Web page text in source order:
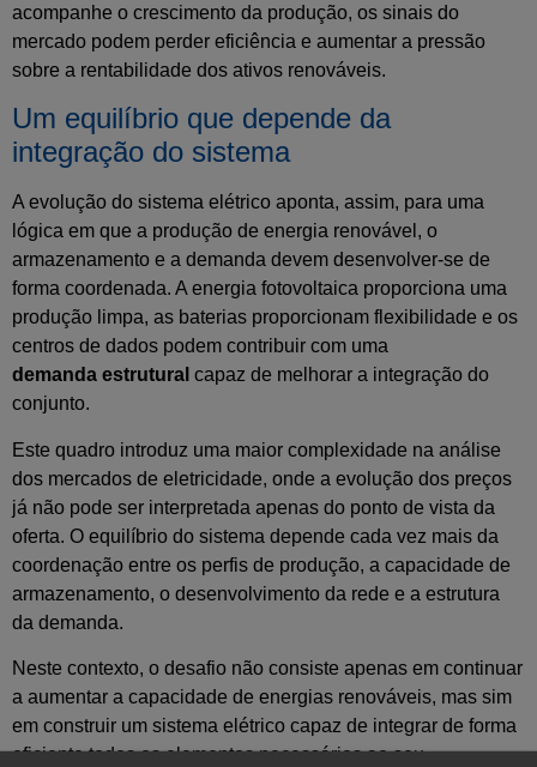
acompanhe o crescimento da produção, os sinais do
mercado podem perder eficiência e aumentar a pressão
sobre a rentabilidade dos ativos renováveis.
Um equilíbrio que depende da
integração do sistema
A evolução do sistema elétrico aponta, assim, para uma
lógica em que a produção de energia renovável, o
armazenamento e a demanda devem desenvolver-se de
forma coordenada. A energia fotovoltaica proporciona uma
produção limpa, as baterias proporcionam flexibilidade e os
centros de dados podem contribuir com uma
demanda estrutural capaz de melhorar a integração do
conjunto.
Este quadro introduz uma maior complexidade na análise
dos mercados de eletricidade, onde a evolução dos preços
já não pode ser interpretada apenas do ponto de vista da
oferta. O equilíbrio do sistema depende cada vez mais da
coordenação entre os perfis de produção, a capacidade de
armazenamento, o desenvolvimento da rede e a estrutura
da demanda.
Neste contexto, o desafio não consiste apenas em continuar
a aumentar a capacidade de energias renováveis, mas sim
em construir um sistema elétrico capaz de integrar de forma
eficiente todos os elementos necessários ao seu